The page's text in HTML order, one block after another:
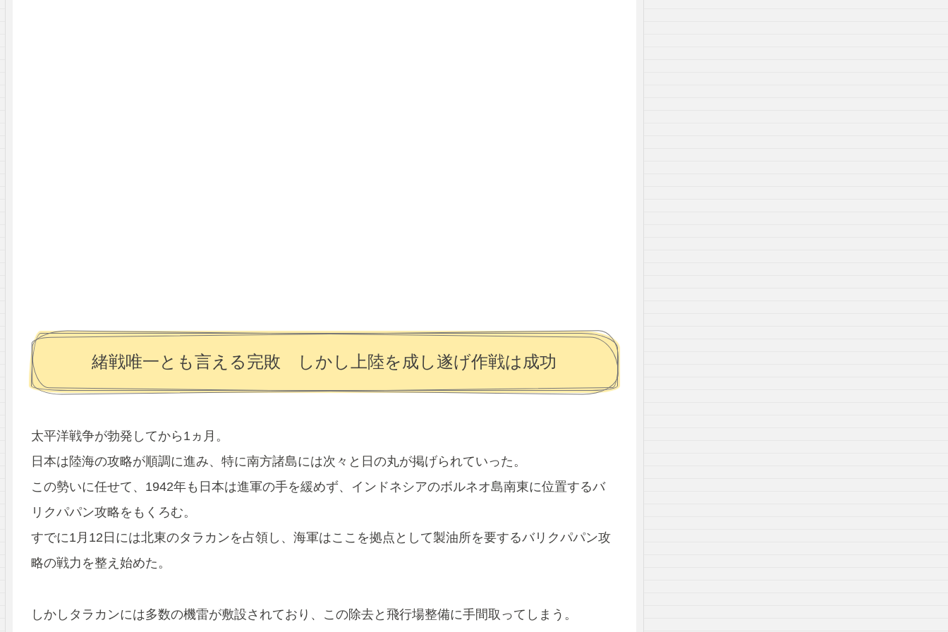
緒戦唯一とも言える完敗 しかし上陸を成し遂げ作戦は成功
太平洋戦争が勃発してから1ヵ月。
日本は陸海の攻略が順調に進み、特に南方諸島には次々と日の丸が掲げられていった。
この勢いに任せて、1942年も日本は進軍の手を緩めず、インドネシアのボルネオ島南東に位置するバ
リクパパン攻略をもくろむ。
すでに1月12日には北東のタラカンを占領し、海軍はここを拠点として製油所を要するバリクパパン攻
略の戦力を整え始めた。
しかしタラカンには多数の機雷が敷設されており、この除去と飛行場整備に手間取ってしまう。